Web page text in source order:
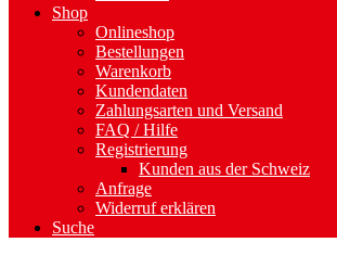
Shop
Onlineshop
Bestellungen
Warenkorb
Kundendaten
Zahlungsarten und Versand
FAQ / Hilfe
Registrierung
Kunden aus der Schweiz
Anfrage
Widerruf erklären
Suche